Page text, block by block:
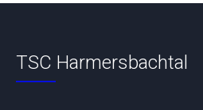
TSC Harmersbachtal